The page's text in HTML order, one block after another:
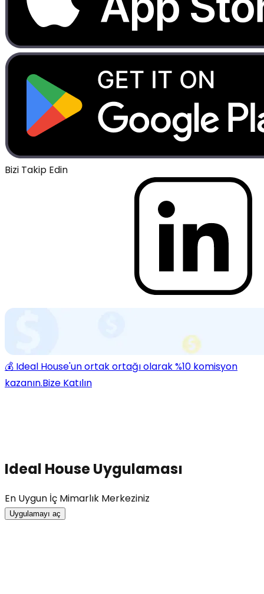
Bizi Takip Edin
💰 Ideal House'un ortak ortağı olarak %10 komisyon
kazanın.Bize Katılın
Ideal House Uygulaması
En Uygun İç Mimarlık Merkeziniz
Uygulamayı aç